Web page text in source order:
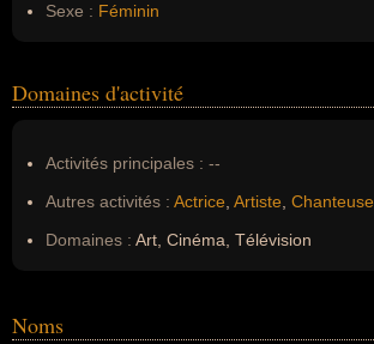
Sexe : Féminin
Domaines d'activité
Activités principales : --
Autres activités : Actrice Artiste Chanteuse
Domaines : Art, Cinéma, Télévision
Noms